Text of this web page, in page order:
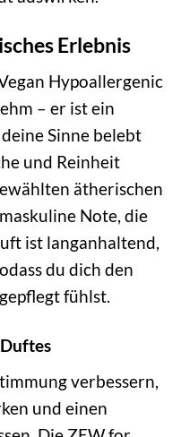
Erlebnis
Hypoallergenic
– er ist ein
Sinne belebt
und Reinheit
ätherischen
Note, die
ist langanhaltend,
du dich den
fühlst.
verbessern,
und einen